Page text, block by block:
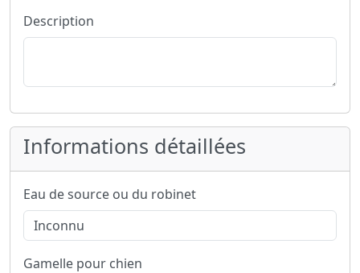
Description
Informations détaillées
Eau de source ou du robinet
Gamelle pour chien